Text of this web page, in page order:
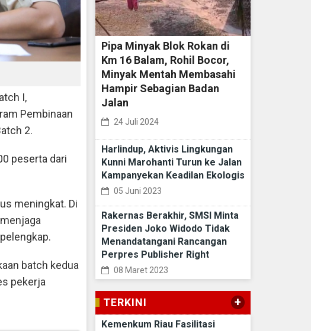
I,
Pembinaan
2.
peserta dari
meningkat. Di
batch kedua
pekerja
Pipa Minyak Blok Rokan di
Km 16 Balam, Rohil Bocor,
Minyak Mentah Membasahi
Hampir Sebagian Badan
Jalan
24 Juli 2024
Harlindup, Aktivis Lingkungan
Kunni Marohanti Turun ke Jalan
Kampanyekan Keadilan Ekologis
05 Juni 2023
Rakernas Berakhir, SMSI Minta
Presiden Joko Widodo Tidak
Menandatangani Rancangan
Perpres Publisher Right
08 Maret 2023
TERKINI +
Kemenkum Riau Fasilitasi